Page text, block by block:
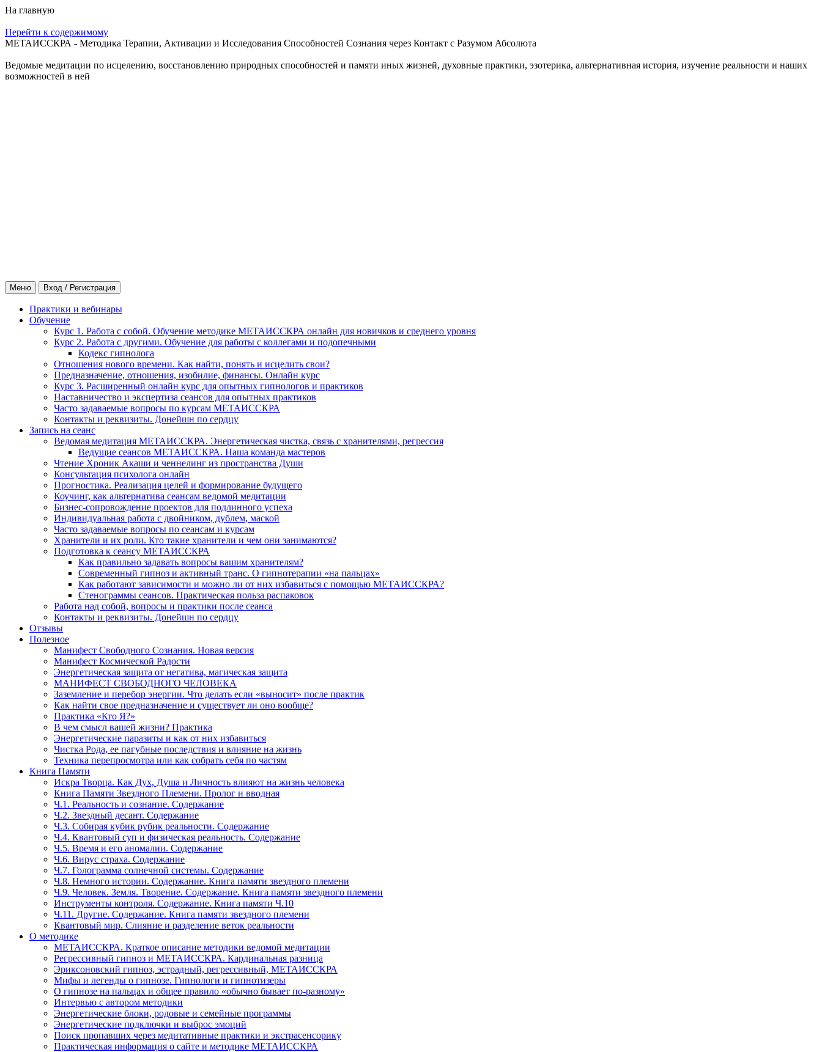
На главную
Перейти к содержимому
МЕТАИССКРА - Методика Терапии, Активации и Исследования Способностей Сознания через Контакт с Разумом Абсолюта
Ведомые медитации по исцелению, восстановлению природных способностей и памяти иных жизней, духовные практики, эзотерика, альтернативная история, изучение реальности и наших
возможностей в ней
Меню Вход / Регистрация
Практики и вебинары
Обучение
Курс 1. Работа с собой. Обучение методике МЕТАИССКРА онлайн для новичков и среднего уровня
Курс 2. Работа с другими. Обучение для работы с коллегами и подопечными
Кодекс гипнолога
Отношения нового времени. Как найти, понять и исцелить свои?
Предназначение, отношения, изобилие, финансы. Онлайн курс
Курс 3. Расширенный онлайн курс для опытных гипнологов и практиков
Наставничество и экспертиза сеансов для опытных практиков
Часто задаваемые вопросы по курсам МЕТАИССКРА
Контакты и реквизиты. Донейшн по сердцу
Запись на сеанс
Ведомая медитация МЕТАИССКРА. Энергетическая чистка, связь с хранителями, регрессия
Ведущие сеансов МЕТАИССКРА. Наша команда мастеров
Чтение Хроник Акаши и ченнелинг из пространства Души
Консультация психолога онлайн
Прогностика. Реализация целей и формирование будущего
Коучинг, как альтернатива сеансам ведомой медитации
Бизнес-сопровождение проектов для подлинного успеха
Индивидуальная работа с двойником, дублем, маской
Часто задаваемые вопросы по сеансам и курсам
Хранители и их роли. Кто такие хранители и чем они занимаются?
Подготовка к сеансу МЕТАИССКРА
Как правильно задавать вопросы вашим хранителям?
Современный гипноз и активный транс. О гипнотерапии «на пальцах»
Как работают зависимости и можно ли от них избавиться с помощью МЕТАИССКРА?
Стенограммы сеансов. Практическая польза распаковок
Работа над собой, вопросы и практики после сеанса
Контакты и реквизиты. Донейшн по сердцу
Отзывы
Полезное
Манифест Свободного Сознания. Новая версия
Манифест Космической Радости
Энергетическая защита от негатива, магическая защита
МАНИФЕСТ СВОБОДНОГО ЧЕЛОВЕКА
Заземление и перебор энергии. Что делать если «выносит» после практик
Как найти свое предназначение и существует ли оно вообще?
Практика «Кто Я?»
В чем смысл вашей жизни? Практика
Энергетические паразиты и как от них избавиться
Чистка Рода, ее пагубные последствия и влияние на жизнь
Техника перепросмотра или как собрать себя по частям
Книга Памяти
Искра Творца. Как Дух, Душа и Личность влияют на жизнь человека
Книга Памяти Звездного Племени. Пролог и вводная
Ч.1. Реальность и сознание. Содержание
Ч.2. Звездный десант. Содержание
Ч.3. Собирая кубик рубик реальности. Содержание
Ч.4. Квантовый суп и физическая реальность. Содержание
Ч.5. Время и его аномалии. Содержание
Ч.6. Вирус страха. Содержание
Ч.7. Голограмма солнечной системы. Содержание
Ч.8. Немного истории. Содержание. Книга памяти звездного племени
Ч.9. Человек. Земля. Творение. Содержание. Книга памяти звездного племени
Инструменты контроля. Содержание. Книга памяти Ч.10
Ч.11. Другие. Содержание. Книга памяти звездного племени
Квантовый мир. Слияние и разделение веток реальности
О методике
МЕТАИССКРА. Краткое описание методики ведомой медитации
Регрессивный гипноз и МЕТАИССКРА. Кардинальная разница
Эриксоновский гипноз, эстрадный, регрессивный, МЕТАИССКРА
Мифы и легенды о гипнозе. Гипнологи и гипнотизеры
О гипнозе на пальцах и общее правило «обычно бывает по-разному»
Интервью с автором методики
Энергетические блоки, родовые и семейные программы
Энергетические подключки и выброс эмоций
Поиск пропавших через медитативные практики и экстрасенсорику
Практическая информация о сайте и методике МЕТАИССКРА